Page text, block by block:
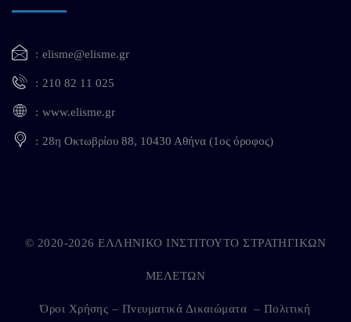
elisme@elisme.gr
210 82 11 025
www.elisme.gr
28η Οκτωβρίου 88, 10430 Αθήνα (1ος όροφος)
© 2020-2026 ΕΛΛΗΝΙΚΟ ΙΝΣΤΙΤΟΥΤΟ ΣΤΡΑΤΗΓΙΚΩΝ
ΜΕΛΕΤΩΝ
Όροι Χρήσης – Πνευματικά Δικαιώματα – Πολιτική